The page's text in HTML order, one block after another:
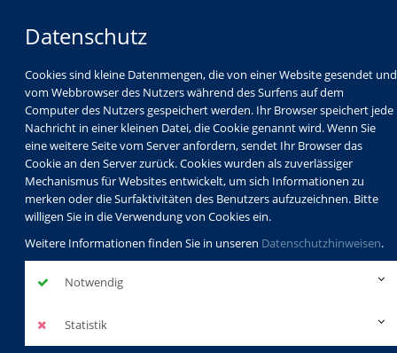
Datenschutz
Cookies sind kleine Datenmengen, die von einer Website gesendet und
vom Webbrowser des Nutzers während des Surfens auf dem
Computer des Nutzers gespeichert werden. Ihr Browser speichert jede
Nachricht in einer kleinen Datei, die Cookie genannt wird. Wenn Sie
eine weitere Seite vom Server anfordern, sendet Ihr Browser das
Cookie an den Server zurück. Cookies wurden als zuverlässiger
Mechanismus für Websites entwickelt, um sich Informationen zu
merken oder die Surfaktivitäten des Benutzers aufzuzeichnen. Bitte
willigen Sie in die Verwendung von Cookies ein.
Weitere Informationen finden Sie in unseren Datenschutzhinweisen.
Notwendig
Statistik
Programm
Schulabschlüsse
Schulkindbetreuung
Service